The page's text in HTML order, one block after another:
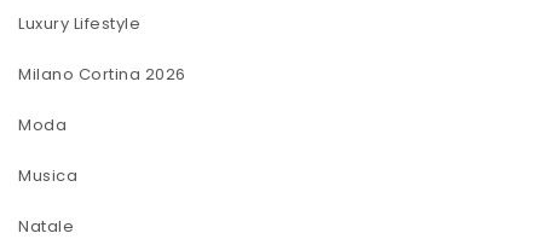
Luxury Lifestyle
Milano Cortina 2026
Moda
Musica
Natale